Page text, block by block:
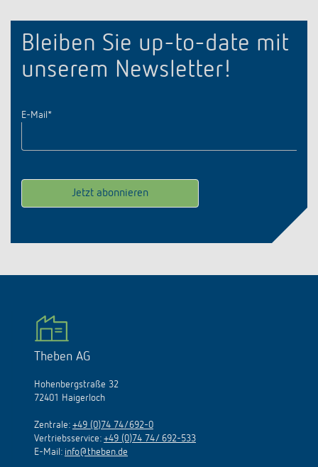
Bleiben Sie up-to-date mit
unserem Newsletter!
E-Mail *
Theben AG
Hohenbergstraße 32
72401 Haigerloch
Zentrale: +49 (0)74 74/692-0
Vertriebsservice: +49 (0)74 74/ 692-533
E-Mail: info@theben.de